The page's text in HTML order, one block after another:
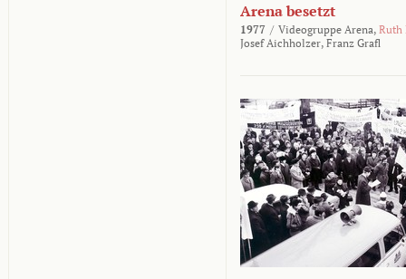
Arena besetzt
1977 / Videogruppe Arena, Ruth
Josef Aichholzer, Franz Grafl